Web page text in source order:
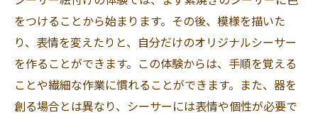
をつけることから始まります。その後、模様を描いた
り、表情を変えたりと、自分だけのオリジナルシーサー
を作ることができます。この体験からは、手順を覚える
ことや繊細な作業に慣れることができます。また、器を
創る場合とは異なり、シーサーには表情や個性が必要で